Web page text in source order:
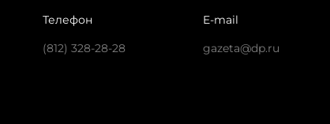
Телефон
(812) 328-28-28
E-mail
gazeta@dp.ru